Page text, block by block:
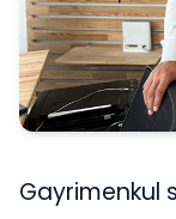
Gayrimenkul